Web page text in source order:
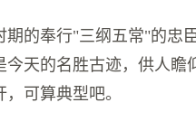
期的奉行"三纲五常"的忠
今天的名胜古迹，供人
可算典型吧。